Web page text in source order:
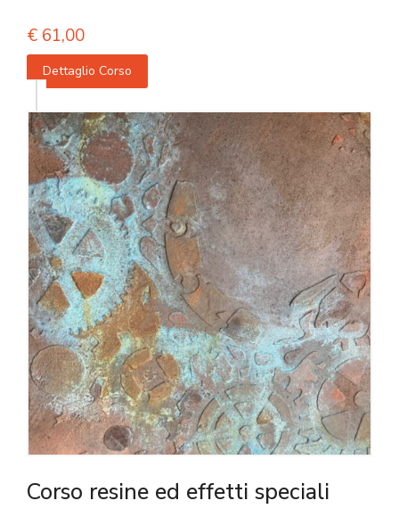
€ 61,00
Dettaglio Corso
Corso resine ed effetti speciali